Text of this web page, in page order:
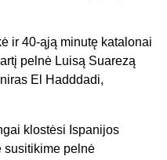
ir 40-ąją minutę katalonai
pelnė Luisą Suarezą
El Hadddadi,
klostėsi Ispanijos
susitikime pelnė